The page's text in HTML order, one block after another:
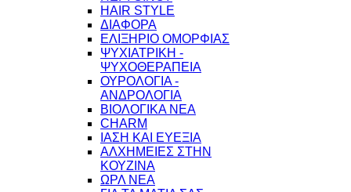
HAIR STYLE
ΔΙΑΦΟΡΑ
ΕΛΙΞΗΡΙΟ ΟΜΟΡΦΙΑΣ
ΨΥΧΙΑΤΡΙΚΗ -
ΨΥΧΟΘΕΡΑΠΕΙΑ
ΟΥΡΟΛΟΓΙΑ -
ΑΝΔΡΟΛΟΓΙΑ
ΒΙΟΛΟΓΙΚΑ ΝΕΑ
CHARM
ΙΑΣΗ ΚΑΙ ΕΥΕΞΙΑ
ΑΛΧΗΜΕΙΕΣ ΣΤΗΝ
ΚΟΥΖΙΝΑ
ΩΡΛ ΝEA